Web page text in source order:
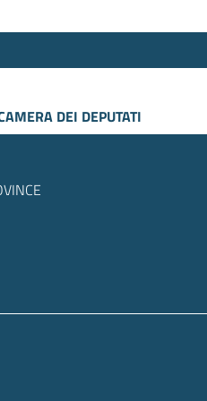
DEI DEPUTATI